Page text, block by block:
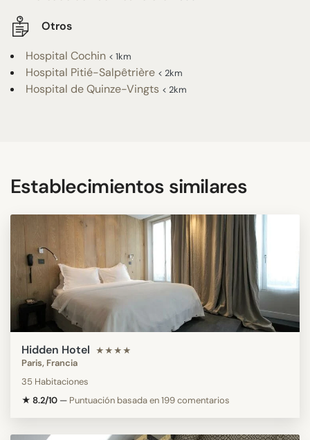
Otros
Hospital Cochin < 1km
Hospital Pitié-Salpêtrière < 2km
Hospital de Quinze-Vingts < 2km
Establecimientos similares
Hidden Hotel ★★★★
Paris, Francia
35 Habitaciones
★ 8.2/10 — Puntuación basada en 199 comentarios